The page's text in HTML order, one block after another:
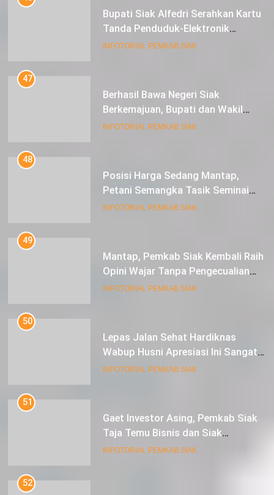
Tanda Penduduk-Elektronik
Kepada Pelajar SMK 1 Koto Gasib
INFOTORIAL PEMKAB SIAK
Berkemajuan, Bupati dan Wakil
Bupati Siak Terima Gelar Adat
INFOTORIAL PEMKAB SIAK
Petani Semangka Tasik Seminai
Raup Untung
INFOTORIAL PEMKAB SIAK
Opini Wajar Tanpa Pengecualian
ke-13 Dari BPK RI.
INFOTORIAL PEMKAB SIAK
Wabup Husni Apresiasi Ini Sangat
Luar Biasa
INFOTORIAL PEMKAB SIAK
Taja Temu Bisnis dan Siak
Expoversary 2024
INFOTORIAL PEMKAB SIAK